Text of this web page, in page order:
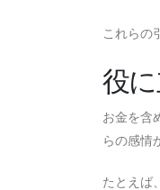
これらの
役
お金を含
らの感情
たとえば